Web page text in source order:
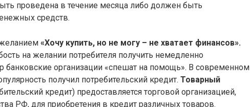
проведена в течение месяца либо должен быть
средств.
«Хочу купить, но не могу – не хватает финансов».
на желании потребителя получить немедленно
банковские организации «спешат на помощь». В современном
получил потребительский кредит. Товарный
кредит) предоставляется торговой организацией,
РФ, для приобретения в кредит различных товаров.